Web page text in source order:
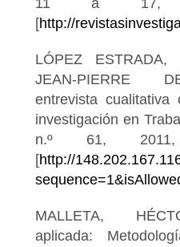
11 a 17,
[http://
LÓPEZ
JEAN-PIERRE
entrevista
investigación en
n.º 61,
[http://
MALLETA,
aplicada: